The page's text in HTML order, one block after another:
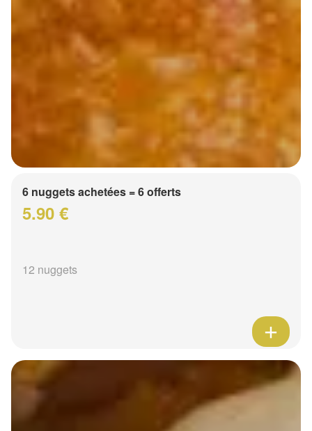
6 nuggets achetées = 6 offerts
5.90 €
12 nuggets